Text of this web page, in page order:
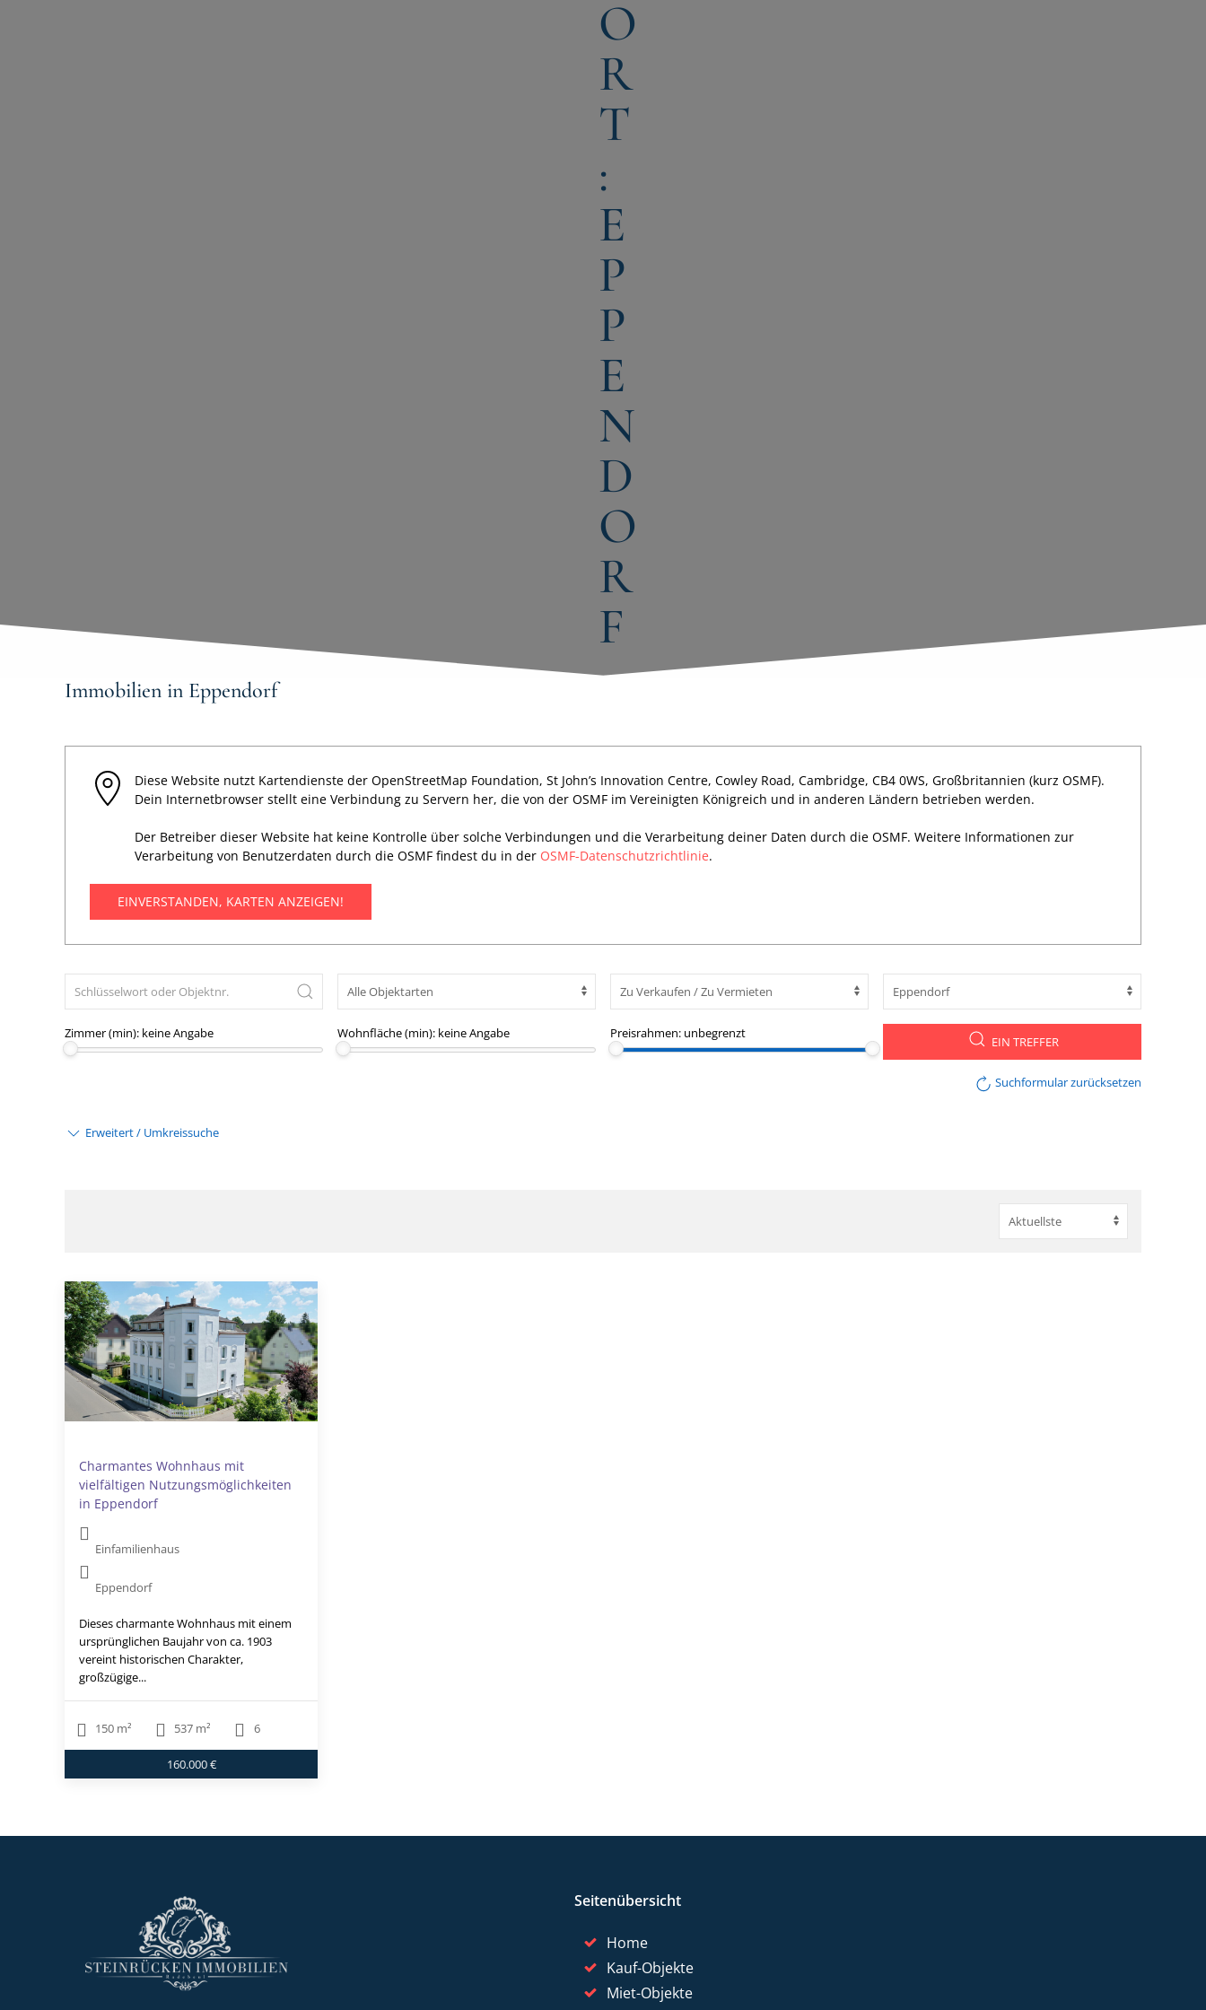
O
R
T
:
E
P
P
E
N
D
O
R
F
Immobilien in Eppendorf
Diese Website nutzt Kartendienste der OpenStreetMap Foundation, St John’s Innovation Centre, Cowley Road, Cambridge, CB4 0WS, Großbritannien (kurz OSMF).
Dein Internetbrowser stellt eine Verbindung zu Servern her, die von der OSMF im Vereinigten Königreich und in anderen Ländern betrieben werden.
Der Betreiber dieser Website hat keine Kontrolle über solche Verbindungen und die Verarbeitung deiner Daten durch die OSMF. Weitere Informationen zur
Verarbeitung von Benutzerdaten durch die OSMF findest du in der OSMF-Datenschutzrichtlinie.
EINVERSTANDEN, KARTEN ANZEIGEN!
Zimmer (min): keine Angabe Wohnfläche (min): keine Angabe Preisrahmen: unbegrenzt
EIN TREFFER
Suchformular zurücksetzen
Erweitert / Umkreissuche
Charmantes Wohnhaus mit
vielfältigen Nutzungsmöglichkeiten
in Eppendorf
Einfamilienhaus
Eppendorf
Dieses charmante Wohnhaus mit einem
ursprünglichen Baujahr von ca. 1903
vereint historischen Charakter,
großzügige...
150 m² 537 m² 6
160.000 €
Seitenübersicht
Home
Kauf-Objekte
Miet-Objekte